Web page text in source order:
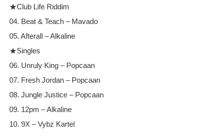
★Club Life Riddim
04. Beat & Teach – Mavado
05. Afterall – Alkaline
★Singles
06. Unruly King – Popcaan
07. Fresh Jordan – Popcaan
08. Jungle Justice – Popcaan
09. 12pm – Alkaline
10. 9X – Vybz Kartel